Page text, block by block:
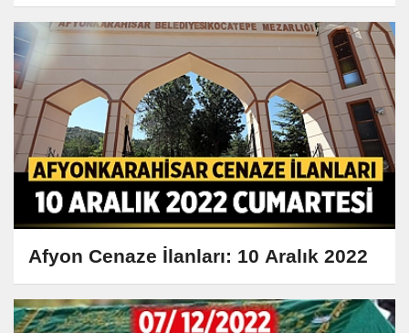
Afyon Cenaze İlanları: 10 Aralık 2022